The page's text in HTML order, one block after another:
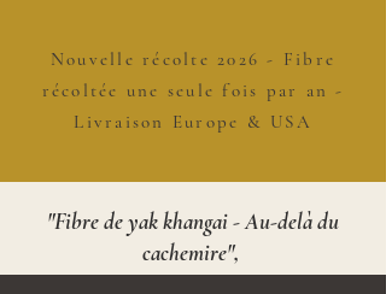
Nouvelle récolte 2026 - Fibre
récoltée une seule fois par an -
Livraison Europe & USA
"Fibre de yak khangai - Au-delà du
cachemire",